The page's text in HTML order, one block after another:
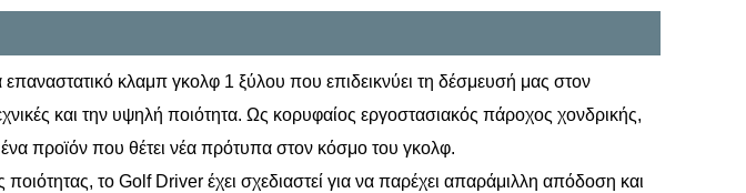
κλαμπ γκολφ 1 ξύλου που επιδεικνύει τη δέσμευσή μας στον
και την υψηλή ποιότητα. Ως κορυφαίος εργοστασιακός πάροχος χονδρικής,
προϊόν που θέτει νέα πρότυπα στον κόσμο του γκολφ.
το Golf Driver έχει σχεδιαστεί για να παρέχει απαράμιλλη απόδοση και